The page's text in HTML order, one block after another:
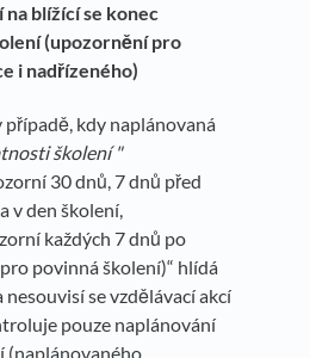
blížící se konec
(upozornění pro
i nadřízeného)
případě, kdy naplánovaná
školení "
30 dnů, 7 dnů před
v den školení,
každých 7 dnů po
povinná školení)“ hlídá
se vzdělávací akcí
pouze naplánování
(naplánovaného